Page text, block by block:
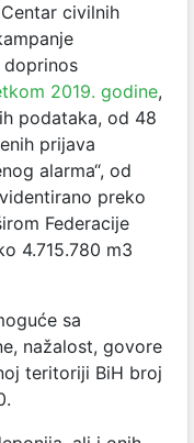
civilnih
doprinos
2019. godine,
podataka, od 48
prijava
alarma“, od
preko
Federacije
4.715.780 m3
sa
nažalost, govore
teritoriji BiH broj